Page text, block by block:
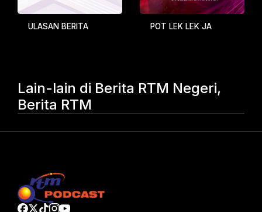
ULASAN BERITA POT LEK LEK JA
Lain-lain di Berita RTM Negeri,
Berita RTM